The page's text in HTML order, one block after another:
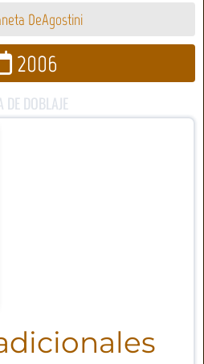
DeAgostini
2006
DE DOBLAJE